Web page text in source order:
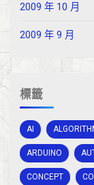
2009 年 10 月
2009 年 9 月
標籤
AI
ARDUINO
CONCEPT